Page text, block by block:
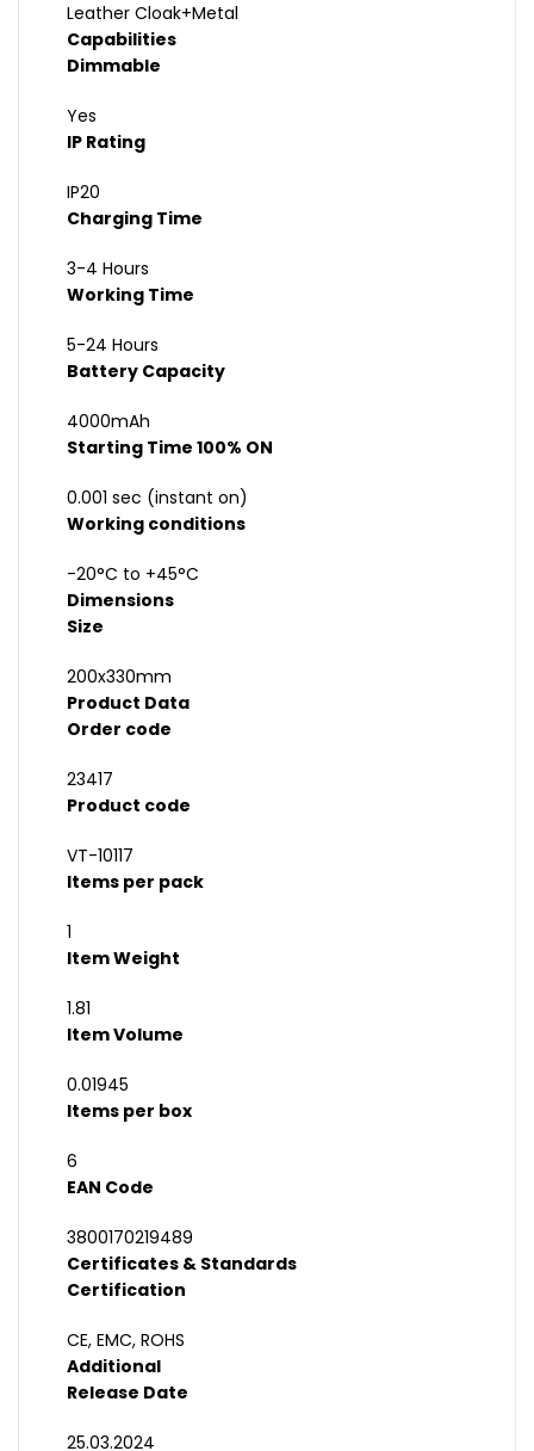
Leather Cloak+Metal
Capabilities
Dimmable
Yes
IP Rating
IP20
Charging Time
3-4 Hours
Working Time
5-24 Hours
Battery Capacity
4000mAh
Starting Time 100% ON
0.001 sec (instant on)
Working conditions
-20°C to +45°C
Dimensions
Size
200x330mm
Product Data
Order code
23417
Product code
VT-10117
Items per pack
1
Item Weight
1.81
Item Volume
0.01945
Items per box
6
EAN Code
3800170219489
Certificates & Standards
Certification
CE, EMC, ROHS
Additional
Release Date
25.03.2024